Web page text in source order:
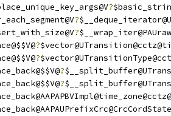
?
?
?
?
?
?
?